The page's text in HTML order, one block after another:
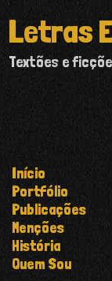
Letras
Textões e
Início
Portfólio
Publicações
Menções
História
Quem Sou